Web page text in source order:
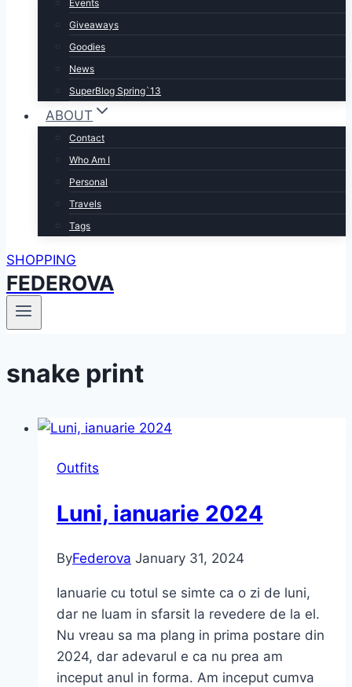
Events
Giveaways
Goodies
News
SuperBlog Spring`13
ABOUT
Contact
Who Am I
Personal
Travels
Tags
SHOPPING
FEDEROVA
snake print
Outfits
Luni, ianuarie 2024
ByFederova January 31, 2024
Ianuarie cu totul se simte ca o zi de luni,
dar ne luam in sfarsit la revedere de la el.
Nu vreau sa ma plang in prima postare din
2024, dar adevarul e ca nu prea am
inceput anul in forma. Am inceput cumva